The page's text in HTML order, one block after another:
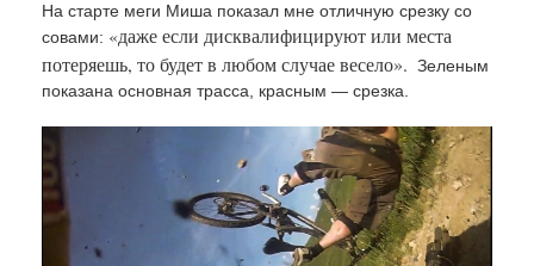
На старте меги Миша показал мне отличную срезку со
совами: «даже если дисквалифицируют или места
потеряешь, то будет в любом случае весело». Зеленым
показана основная трасса, красным — срезка.